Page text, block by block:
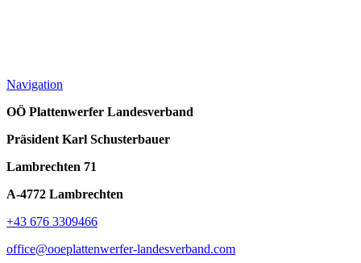
Navigation
OÖ Plattenwerfer Landesverband
Präsident Karl Schusterbauer
Lambrechten 71
A-4772 Lambrechten
+43 676 3309466
office@ooeplattenwerfer-landesverband.com